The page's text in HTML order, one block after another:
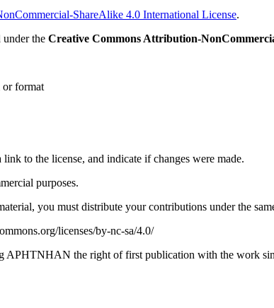
ShareAlike 4.0 International License.
the Creative Commons Attribution-
or format
to the license, and indicate if changes were made.
purposes.
you must distribute your contributions under the
licenses/by-nc-sa/4.0/
APHTNHAN the right of first publication with the work